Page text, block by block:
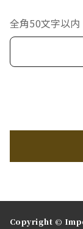
全角50文字以内
Copyright ©